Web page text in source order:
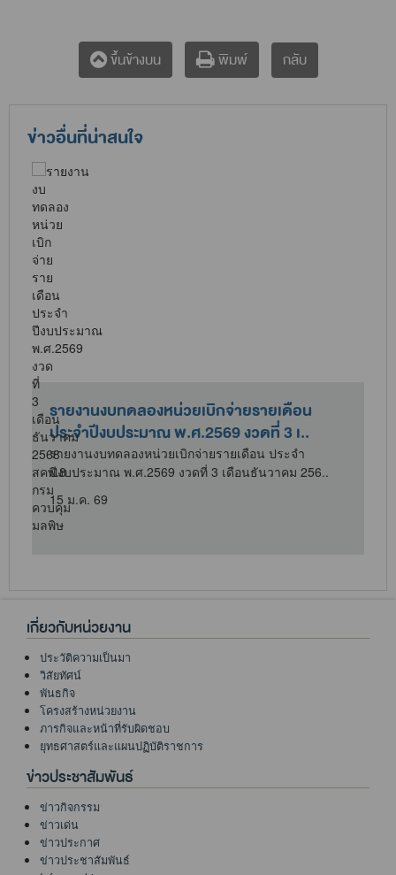
ขึ้นข้างบน พิมพ์ กลับ
ข่าวอื่นที่น่าสนใจ
รายงานงบทดลองหน่วยเบิกจ่ายรายเดือน
ประจำปีงบประมาณ พ.ศ.2569 งวดที่ 3 เ..
รายงานงบทดลองหน่วยเบิกจ่ายรายเดือน ประจำ
ปีงบประมาณ พ.ศ.2569 งวดที่ 3 เดือนธันวาคม 256..
15 ม.ค. 69
เกี่ยวกับหน่วยงาน
ประวัติความเป็นมา
วิสัยทัศน์
พันธกิจ
โครงสร้างหน่วยงาน
ภารกิจและหน้าที่รับผิดชอบ
ยุทธศาสตร์และแผนปฏิบัติราชการ
ข่าวประชาสัมพันธ์
ข่าวกิจกรรม
ข่าวเด่น
ข่าวประกาศ
ข่าวประชาสัมพันธ์